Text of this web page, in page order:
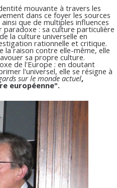
mouvante à travers les
dans ce foyer les sources
que de multiples influences
: sa culture particulière
la culture universelle en
rationnelle et critique.
la raison contre elle-même, elle
sa propre culture.
de l'Europe : en doutant
l'universel, elle se résigne à
sur le monde actuel,
européenne".